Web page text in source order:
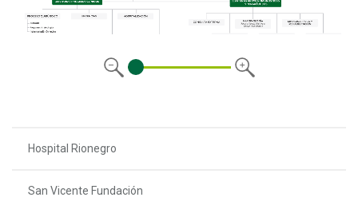
Hospital Rionegro
San Vicente Fundación